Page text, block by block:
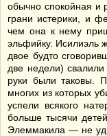
обычно спокойная и
грани истерики, и
чем она к нему
эльфийку. Исилиэль
двое будто
две недели)
руки были таковы.
многих из которых
успели всякого
больше тысячи
Элеммакила — не